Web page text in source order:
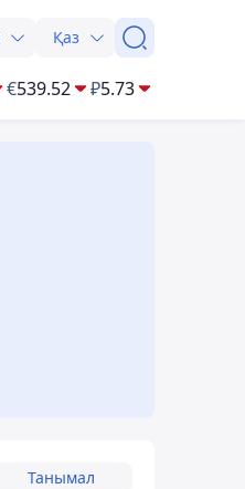
Қаз
€539.52 ₽5.73
Танымал